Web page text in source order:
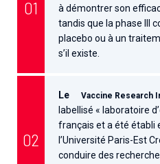
à démontrer son
tandis que la phase III
placebo ou à un
s’il existe.
Le Vaccine Research
labellisé « laboratoire
français et a été établi
l’Université Paris-Est
conduire des